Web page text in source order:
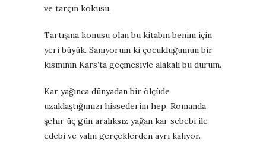
ve tarçın kokusu.
Tartışma konusu olan bu kitabın benim için
yeri büyük. Sanıyorum ki çocukluğumun bir
kısmının Kars’ta geçmesiyle alakalı bu durum.
Kar yağınca dünyadan bir ölçüde
uzaklaştığımızı hissederim hep. Romanda
şehir üç gün aralıksız yağan kar sebebi ile
edebi ve yalın gerçeklerden ayrı kalıyor.